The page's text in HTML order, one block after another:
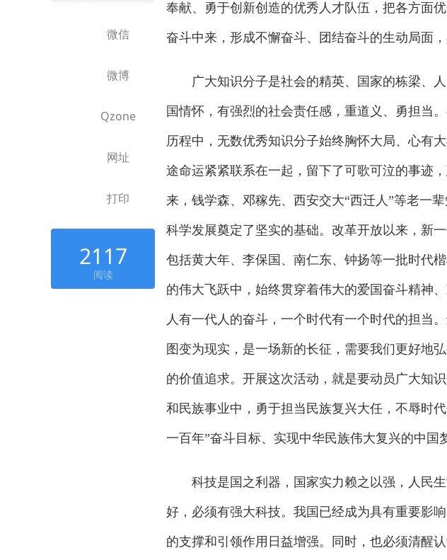
微信
微博
Qzone
网址
打印
2117
阅读
奉献、勇于创新创造的优秀人才队伍，把各方面
奋斗中来，形成不懈奋斗、团结奋斗的生动局面，
广大知识分子是社会的精英、国家的栋梁、人
国情怀，有强烈的社会责任感，重道义、勇担当
历程中，无数优秀知识分子始终胸怀大局、心有
途命运紧紧联系在一起，留下了可歌可泣的事迹
来，钱学森、邓稼先、西安交大“西迁人”等老一
科学发展奠定了坚实的基础。改革开放以来，新
包括黄大年、李保国、南仁东、钟扬等一批时代
的伟大飞跃中，始终贯穿着伟大的爱国奋斗精神
人有一代人的奋斗，一个时代有一个时代的担当
图变为现实，是一场新的长征，需要我们更好地
的价值追求。开展这次活动，就是要动员广大知
和民族事业中，勇于担当民族复兴大任，不辱时
一百年”奋斗目标、实现中华民族伟大复兴的中国
科技是国之利器，国家实力赖之以强，人民生
好，必须有强大科技。我国已经成为具有重要影
的支撑和引领作用日益增强。同时，也必须清醒